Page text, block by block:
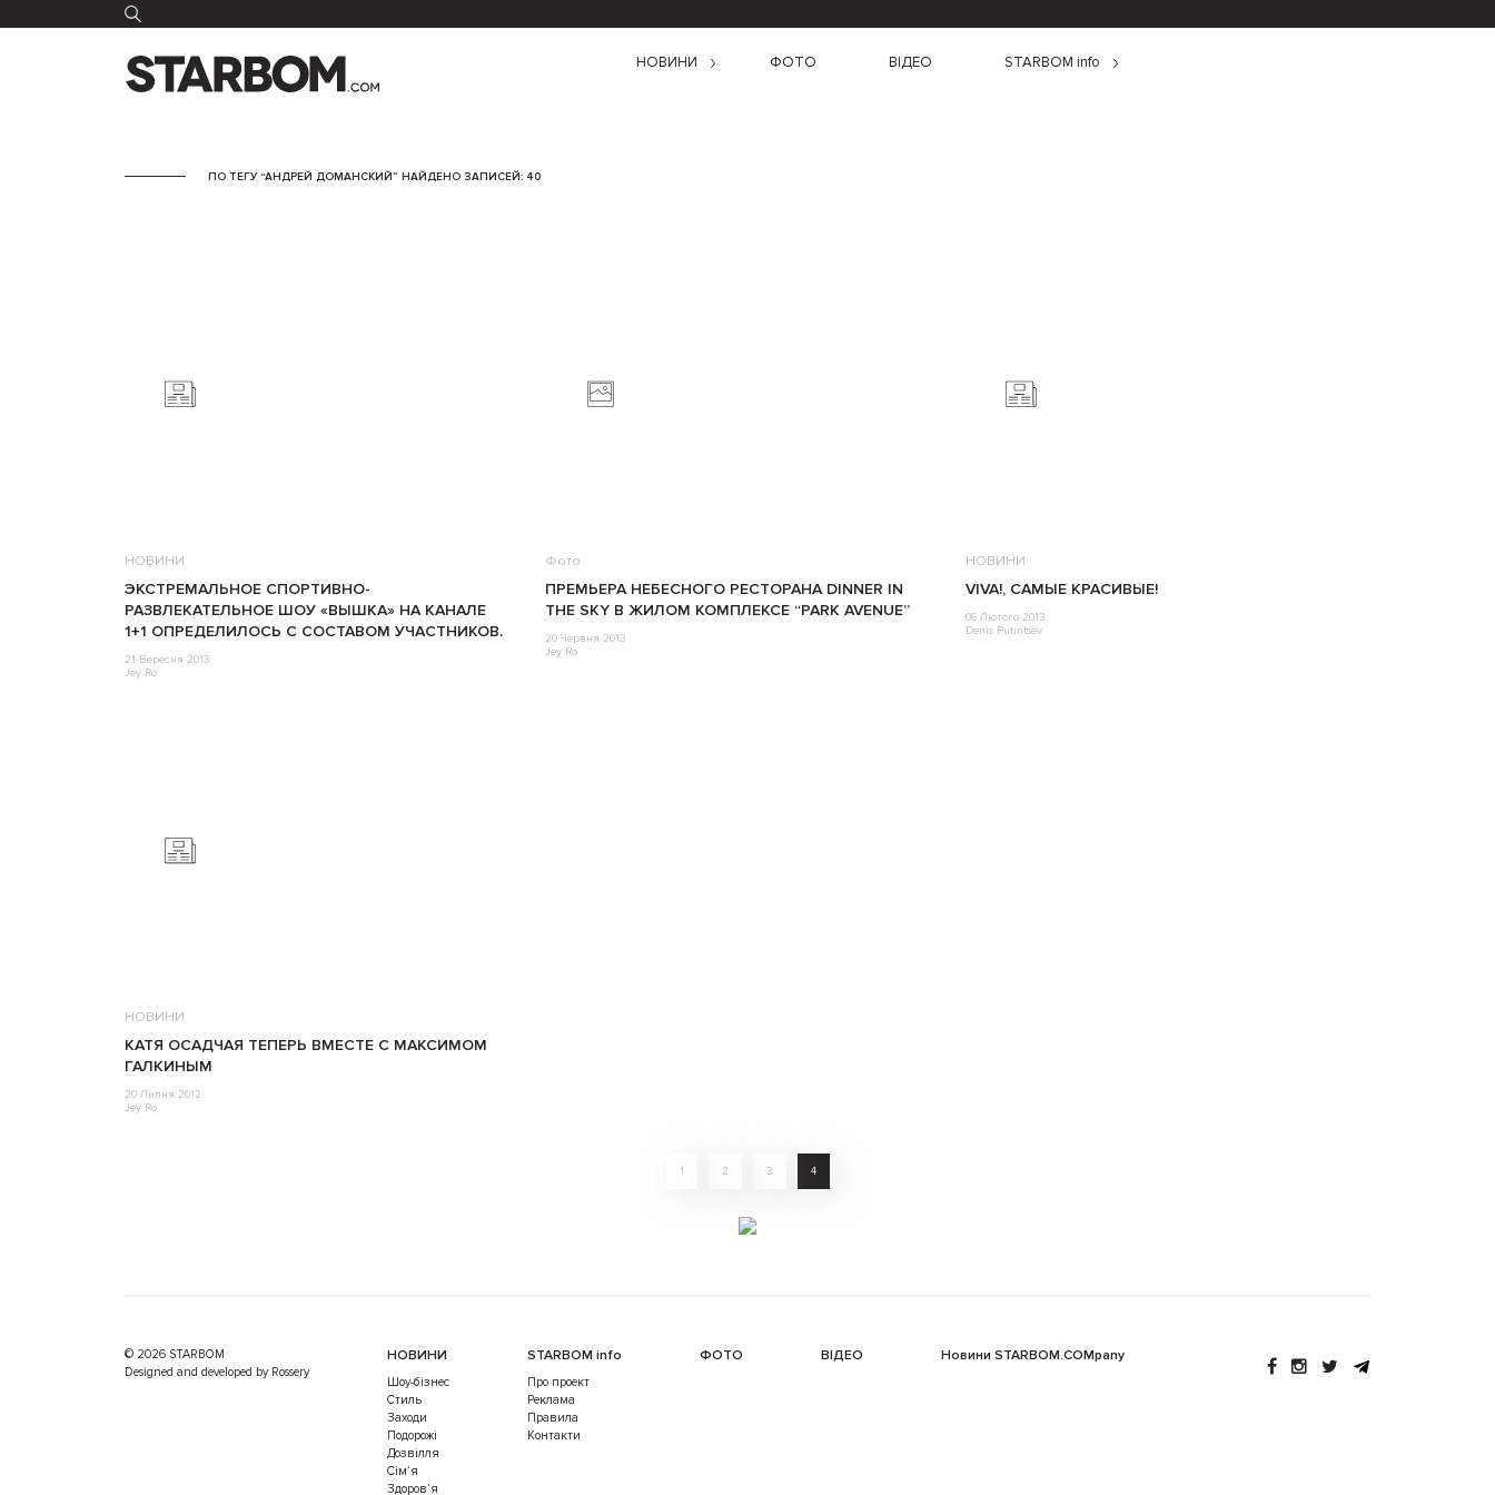
НОВИНИ ФОТО ВІДЕО STARBOM info
ПО ТЕГУ “АНДРЕЙ ДОМАНСКИЙ” НАЙДЕНО ЗАПИСЕЙ: 40
НОВИНИ
ЭКСТРЕМАЛЬНОЕ СПОРТИВНО-
РАЗВЛЕКАТЕЛЬНОЕ ШОУ «ВЫШКА» НА КАНАЛЕ
1+1 ОПРЕДЕЛИЛОСЬ С СОСТАВОМ УЧАСТНИКОВ.
21 Вересня 2013
Jey Ro
Фото
ПРЕМЬЕРА НЕБЕСНОГО РЕСТОРАНА DINNER IN
THE SKY В ЖИЛОМ КОМПЛЕКСЕ “PARK AVENUE”
20 Червня 2013
Jey Ro
НОВИНИ
VIVA!, САМЫЕ КРАСИВЫЕ!
06 Лютого 2013
Denis Putintsev
НОВИНИ
КАТЯ ОСАДЧАЯ ТЕПЕРЬ ВМЕСТЕ С МАКСИМОМ
ГАЛКИНЫМ
20 Липня 2012
Jey Ro
1 2 3 4
© 2026 STARBOM
Designed and developed by Rossery
НОВИНИ
Шоу-бізнес
Стиль
Заходи
Подорожі
Дозвілля
Cім’я
Здоров’я
STARBOM info
Про проект
Реклама
Правила
Контакти
ФОТО ВІДЕО Новини STARBOM.COMpany